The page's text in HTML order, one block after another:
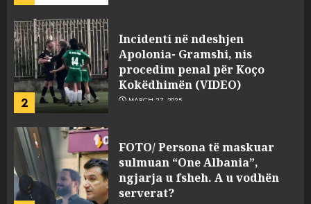
3
FOTO/ Persona të maskuar
sulmuan “One Albania”,
ngjarja u fsheh. A u vodhën
serverat?
MARCH 25, 2025
Prokuroria jep pretencën, ja
çfarë dënimi kërkon për
Mariela dhe Antonela
Berishën